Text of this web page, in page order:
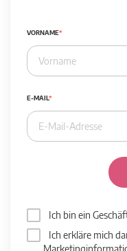
VORNAME
E-MAIL
Ich bin ein
Ich erkläre mich